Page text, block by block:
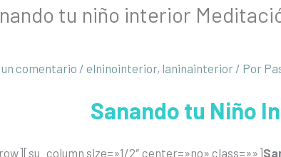
tu niño interior
un comentario /elninointerior, laninainterior / Por
Sanando tu Niño
size=»1/2″ center=»no» class=»»]